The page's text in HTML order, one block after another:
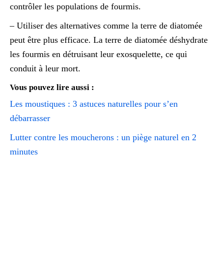
contrôler les populations de fourmis.
– Utiliser des alternatives comme la terre de diatomée
peut être plus efficace. La terre de diatomée déshydrate
les fourmis en détruisant leur exosquelette, ce qui
conduit à leur mort.
Vous pouvez lire aussi :
Les moustiques : 3 astuces naturelles pour s’en
débarrasser
Lutter contre les moucherons : un piège naturel en 2
minutes